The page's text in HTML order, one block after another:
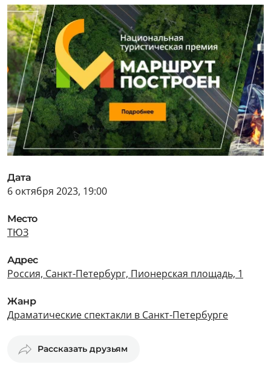
Дата
6 октября 2023, 19:00
Место
ТЮЗ
Адрес
Россия, Санкт-Петербург, Пионерская площадь, 1
Жанр
Драматические спектакли в Санкт-Петербурге
Рассказать друзьям